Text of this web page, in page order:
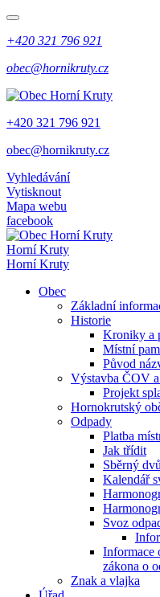
+420 321 796 921
obec@hornikruty.cz
+420 321 796 921
obec@hornikruty.cz
Vyhledávání
Vytisknout
Mapa webu
facebook
Horní Kruty
Horní Kruty
Obec
Základní
Historie
Kroniky a
Místní
Původ
Výstavba ČOV
Projekt
Hornokrutský
Odpady
Platba
Jak třídit
Sběrný
Kalendář
Svoz
Informace
zákona o
Znak a vlajka